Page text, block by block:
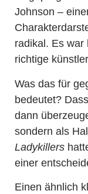
Johnson –
radikal. Es war
richtige
Was das für
bedeutet?
dann
sondern als
Ladykillers
einer
Einen ähnlich